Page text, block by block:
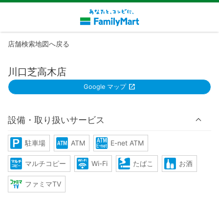
店舗検索地図へ戻る
川口芝高木店
Google マップ
設備・取り扱いサービス
駐車場 ATM E-net ATM
マルチコピー Wi-Fi たばこ お酒
ファミマTV